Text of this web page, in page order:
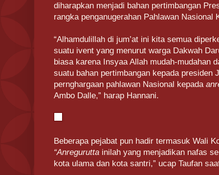
diharapkan menjadi bahan pertimbangan
rangka penganugerahan Pahlawan
“Alhamdulillah di jum’at ini kita semua
suatu ivent yang menurut warga Dakwah
biasa karena Insyaa Allah mudah-mudahan
suatu bahan pertimbangan kepada presiden
pernghargaan pahlawan Nasional kepada
Ambo Dalle,” harap Hannani.
Beberapa pejabat pun hadir termasuk Wali
“Anregurutta inilah yang menjadikan nafas
kota ulama dan kota santri,” ucap Taufan